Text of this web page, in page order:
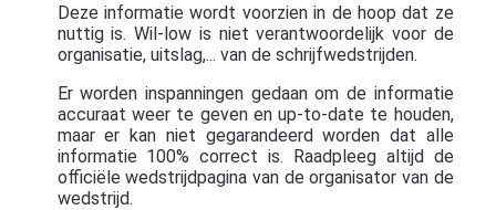
Deze informatie wordt voorzien in de hoop dat ze
nuttig is. Wil-low is niet verantwoordelijk voor de
organisatie, uitslag,... van de schrijfwedstrijden.
Er worden inspanningen gedaan om de informatie
accuraat weer te geven en up-to-date te houden,
maar er kan niet gegarandeerd worden dat alle
informatie 100% correct is. Raadpleeg altijd de
officiële wedstrijdpagina van de organisator van de
wedstrijd.